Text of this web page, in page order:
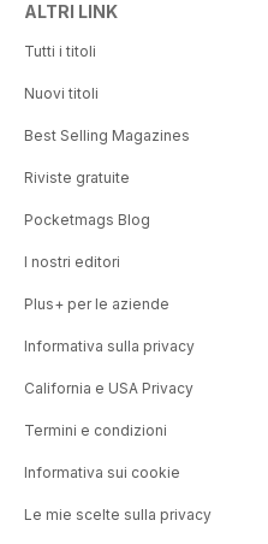
ALTRI LINK
Tutti i titoli
Nuovi titoli
Best Selling Magazines
Riviste gratuite
Pocketmags Blog
I nostri editori
Plus+ per le aziende
Informativa sulla privacy
California e USA Privacy
Termini e condizioni
Informativa sui cookie
Le mie scelte sulla privacy